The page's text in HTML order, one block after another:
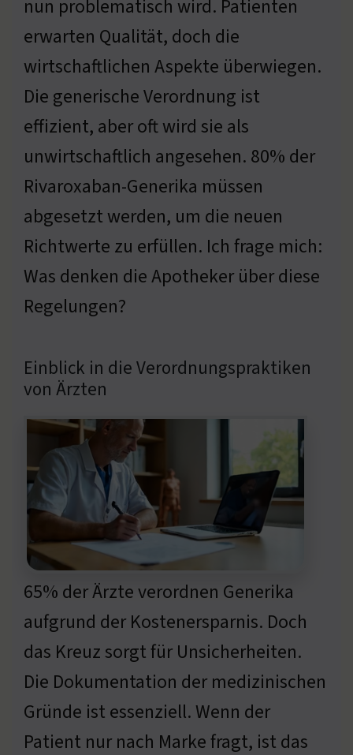
nun problematisch wird. Patienten
erwarten Qualität, doch die
wirtschaftlichen Aspekte überwiegen.
Die generische Verordnung ist
effizient, aber oft wird sie als
unwirtschaftlich angesehen. 80% der
Rivaroxaban-Generika müssen
abgesetzt werden, um die neuen
Richtwerte zu erfüllen. Ich frage mich:
Was denken die Apotheker über diese
Regelungen?
Einblick in die Verordnungspraktiken
von Ärzten
65% der Ärzte verordnen Generika
aufgrund der Kostenersparnis. Doch
das Kreuz sorgt für Unsicherheiten.
Die Dokumentation der medizinischen
Gründe ist essenziell. Wenn der
Patient nur nach Marke fragt, ist das